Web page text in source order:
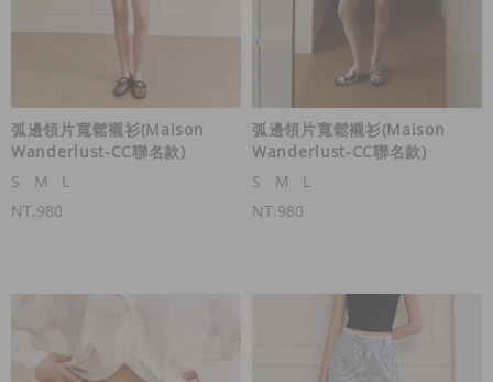
弧邊領片寬鬆襯衫(Maison
Wanderlust-CC聯名款)
S
M
L
NT.980
弧邊領片寬鬆襯衫(Maison
Wanderlust-CC聯名款)
S
M
L
NT.980